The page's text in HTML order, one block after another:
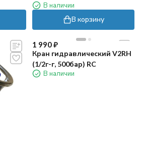
В наличии
В корзину
1 990₽
Кран гидравлический V2RH
(1/2г-г, 500бар) RC
В наличии